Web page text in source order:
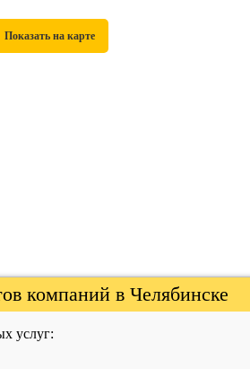
компаний в Челябинске
услуг: